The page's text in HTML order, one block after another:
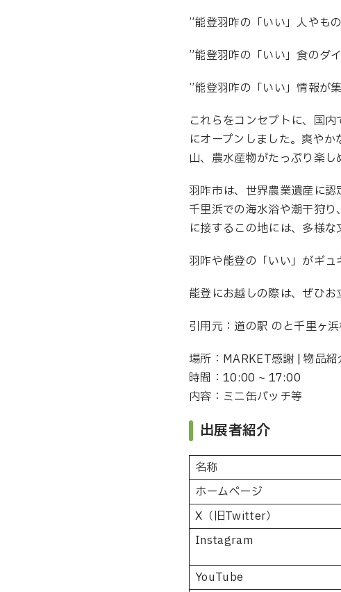
”能登羽咋の「いい」人やも
”能登羽咋の「いい」食のダ
”能登羽咋の「いい」情報が
これらをコンセプトに、国
にオープンしました。爽や
山、農水産物がたっぷり楽し
羽咋市は、世界農業遺産に
千里浜での海水浴や潮干狩
に接するこの地には、多様な
羽咋や能登の「いい」がギュ
能登にお越しの際は、ぜひお
引用元：道の駅 のと千里ヶ浜
場所：MARKET感謝 | 物品紹
時間：10:00 ~ 17:00
内容：ミニ缶バッチ等
出展者紹介
名称
ホームページ
X（旧Twitter）
Instagram
YouTube